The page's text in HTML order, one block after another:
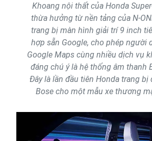
Khoang nội thất của Honda
thừa hưởng từ nền tảng của N-
trang bị màn hình giải trí 9 inch
hợp sẵn Google, cho phép người
Google Maps cùng nhiều dịch vụ
đáng chú ý là hệ thống âm thanh
Đây là lần đầu tiên Honda trang bị
Bose cho một mẫu xe thương